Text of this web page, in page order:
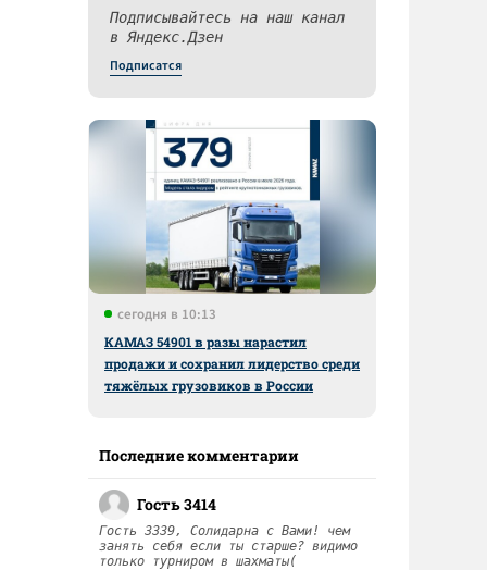
Подписывайтесь на наш канал
в Яндекс.Дзен
Подписатся
сегодня в 10:13
КАМАЗ 54901 в разы нарастил
продажи и сохранил лидерство среди
тяжёлых грузовиков в России
Последние комментарии
Гость 3414
Гость 3339, Солидарна с Вами! чем
занять себя если ты старше? видимо
только турниром в шахматы(